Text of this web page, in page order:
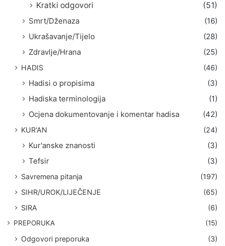
Kratki odgovori
(51)
Smrt/Dženaza
(16)
Ukrašavanje/Tijelo
(28)
Zdravlje/Hrana
(25)
HADIS (46)
Hadisi o propisima
(3)
Hadiska terminologija
(1)
Ocjena dokumentovanje i komentar hadisa
(42)
KUR'AN (24)
Kur'anske znanosti
(3)
Tefsir
(3)
Savremena pitanja
(197)
SIHR/UROK/LIJEČENJE
(65)
SIRA
(6)
PREPORUKA (15)
Odgovori preporuka
(3)